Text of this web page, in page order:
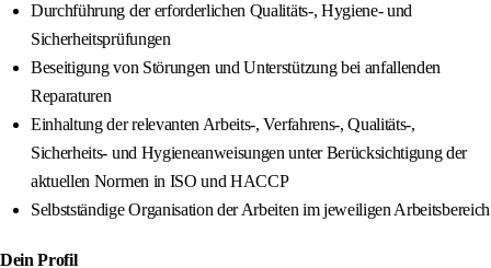
Durchführung der erforderlichen Qualitäts-, Hygiene- und
Sicherheitsprüfungen
Beseitigung von Störungen und Unterstützung bei anfallenden
Reparaturen
Einhaltung der relevanten Arbeits-, Verfahrens-, Qualitäts-,
Sicherheits- und Hygieneanweisungen unter Berücksichtigung der
aktuellen Normen in ISO und HACCP
Selbstständige Organisation der Arbeiten im jeweiligen Arbeitsbereich
Dein Profil